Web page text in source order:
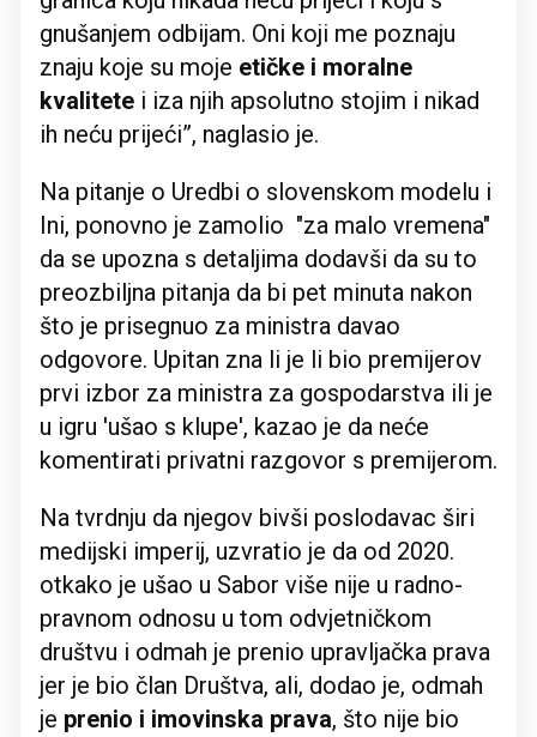
gnušanjem odbijam. Oni koji me poznaju
znaju koje su moje etičke i moralne
kvalitete i iza njih apsolutno stojim i nikad
ih neću prijeći”, naglasio je.
Na pitanje o Uredbi o slovenskom modelu i
Ini, ponovno je zamolio "za malo vremena"
da se upozna s detaljima dodavši da su to
preozbiljna pitanja da bi pet minuta nakon
što je prisegnuo za ministra davao
odgovore. Upitan zna li je li bio premijerov
prvi izbor za ministra za gospodarstva ili je
u igru 'ušao s klupe', kazao je da neće
komentirati privatni razgovor s premijerom.
Na tvrdnju da njegov bivši poslodavac širi
medijski imperij, uzvratio je da od 2020.
otkako je ušao u Sabor više nije u radno-
pravnom odnosu u tom odvjetničkom
društvu i odmah je prenio upravljačka prava
jer je bio član Društva, ali, dodao je, odmah
je prenio i imovinska prava, što nije bio